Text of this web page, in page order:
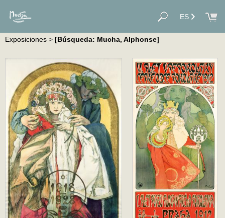
ES
Exposiciones > [Búsqueda: Mucha, Alphonse]